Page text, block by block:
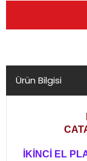
Ürün Bilgisi
İKİNCİ EL